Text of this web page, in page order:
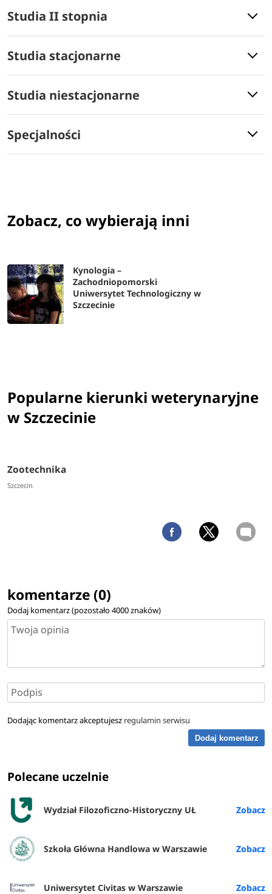
Studia II stopnia
Studia stacjonarne
Studia niestacjonarne
Specjalności
Zobacz, co wybierają inni
Kynologia –
Zachodniopomorski
Uniwersytet Technologiczny w
Szczecinie
Popularne kierunki weterynaryjne
w Szczecinie
Zootechnika
Szczecin
komentarze (0)
Dodaj komentarz (pozostało4000znaków)
Dodając komentarz akceptujesz regulamin serwisu
Dodaj komentarz
Polecane uczelnie
Wydział Filozoficzno-Historyczny UŁ
Szkoła Główna Handlowa w Warszawie
Uniwersytet Civitas w Warszawie